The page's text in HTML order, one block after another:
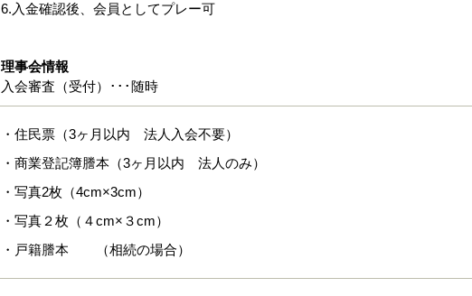
6.入金確認後、会員としてプレー可
理事会情報
入会審査（受付）･･･随時
・住民票（3ヶ月以内 法人入会不要）
・商業登記簿謄本（3ヶ月以内 法人のみ）
・写真2枚（4cm×3cm）
・写真２枚（４cm×３cm）
・戸籍謄本 （相続の場合）